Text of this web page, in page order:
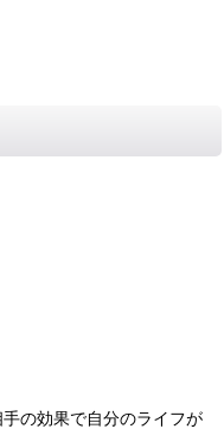
の効果で自分のライフが